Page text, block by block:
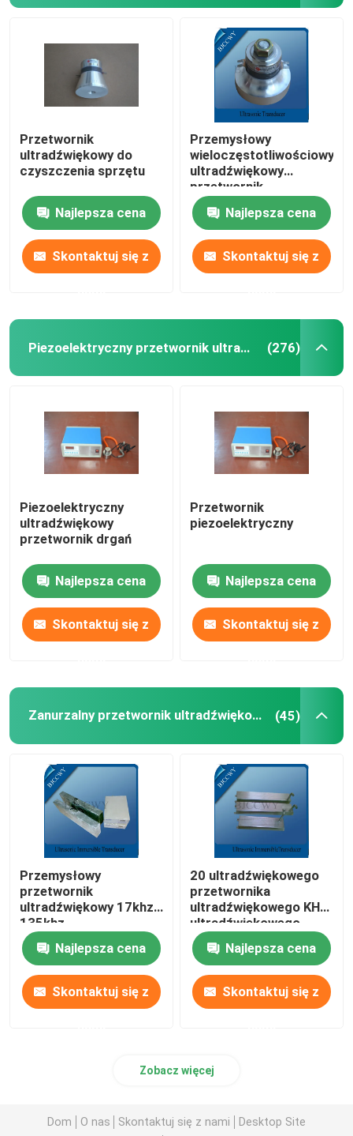
Przetwornik
ultradźwiękowy do
czyszczenia sprzętu
Najlepsza cena
Skontaktuj się z
Przemysłowy
wieloczęstotliwościowy
ultradźwiękowy
przetwornik
Najlepsza cena
Skontaktuj się z
Piezoelektryczny przetwornik ultradźwiękowy (276)
Piezoelektryczny
ultradźwiękowy
przetwornik drgań
Najlepsza cena
Skontaktuj się z
Przetwornik
piezoelektryczny
Najlepsza cena
Skontaktuj się z
Zanurzalny przetwornik ultradźwiękowy (45)
Przemysłowy
przetwornik
ultradźwiękowy 17khz -
135khz
ultradźwiękowego
środka czyszczącego
Najlepsza cena
Skontaktuj się z
20 ultradźwiękowego
przetwornika
ultradźwiękowego KHZ,
ultradźwiękowego
przetwornika
czyszczącego
Najlepsza cena
Skontaktuj się z
Zobacz więcej
Dom O nas Skontaktuj się z nami
Desktop Site